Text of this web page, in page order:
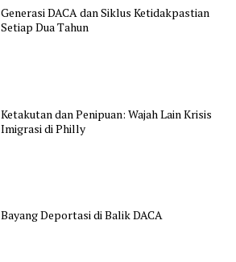
Generasi DACA dan Siklus Ketidakpastian
Setiap Dua Tahun
Ketakutan dan Penipuan: Wajah Lain Krisis
Imigrasi di Philly
Bayang Deportasi di Balik DACA